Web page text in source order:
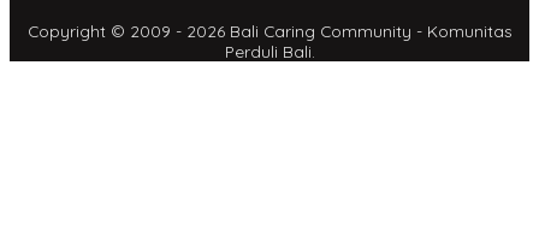
Copyright © 2009 - 2026 Bali Caring Community - Komunitas
Perduli Bali.